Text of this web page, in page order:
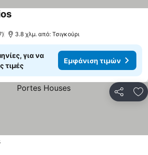
Εμφάνιση τιμών
3.8 χλμ. από: Τσιγκούρι
για να
τιμές
Εμφάνιση τιμών
Εμφάνιση τιμών